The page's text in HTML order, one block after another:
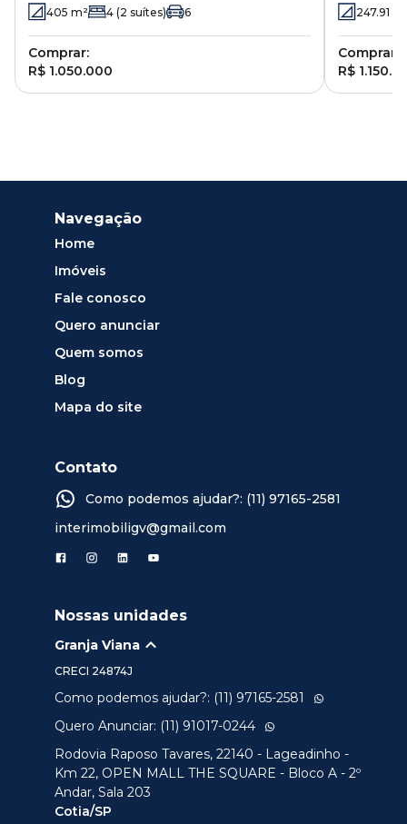
405 m² 4 (2 suítes) 6
Comprar:
R$ 1.050.000
247.91
Comprar:
R$
Navegação
Home
Imóveis
Fale conosco
Quero anunciar
Quem somos
Blog
Mapa do site
Contato
Como podemos ajudar?: (11) 97165-2581
interimobiligv@gmail.com
Nossas unidades
Granja Viana
CRECI 24874J
Como podemos ajudar?: (11) 97165-2581
Quero Anunciar: (11) 91017-0244
Rodovia Raposo Tavares, 22140 - Lageadinho -
Km 22, OPEN MALL THE SQUARE - Bloco A - 2º
Andar, Sala 203
Cotia/SP